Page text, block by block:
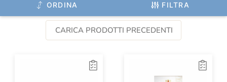
ORDINA FILTRA
CARICA PRODOTTI PRECEDENTI